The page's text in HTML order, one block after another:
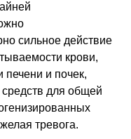
сильное действие
крови,
и почек,
для общей
тревога.